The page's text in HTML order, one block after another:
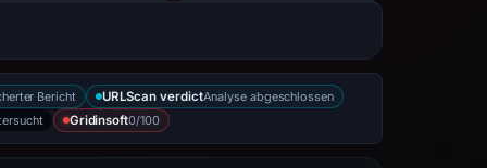
Bericht URLScan verdictAnalyse abgeschlossen
Gridinsoft0/100